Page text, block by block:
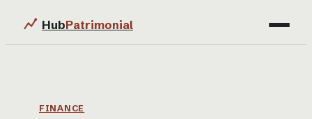
HubPatrimonial
Immobilier
FINANCE